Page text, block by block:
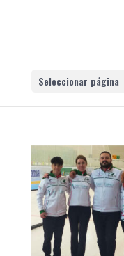
Seleccionar página